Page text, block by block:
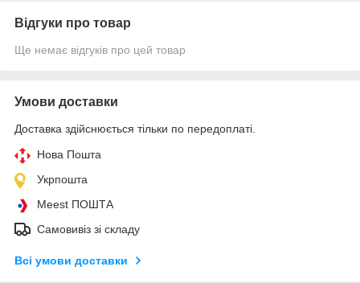
Відгуки про товар
Ще немає відгуків про цей товар
Умови доставки
Доставка здійснюється тільки по передоплаті.
Нова Пошта
Укрпошта
Meest ПОШТА
Самовивіз зі складу
Всі умови доставки